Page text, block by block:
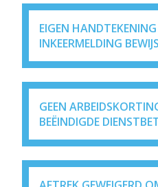
EIGEN
INKEERMELDING
GEEN
BEËINDIGDE